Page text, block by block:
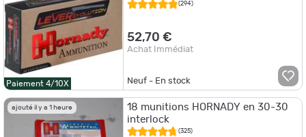
Paiement 4/10X
(294)
52,70 €
Achat Immédiat
Neuf - En stock
ajouté il y a 1 heure
18 munitions HORNADY en 30-30
interlock
(325)